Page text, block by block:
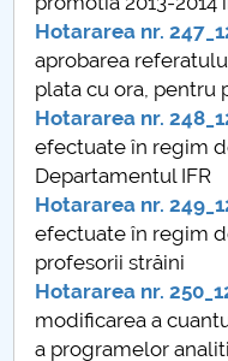
CAR2026
MENIU CANTINA
Hotărâri Senat din
Hotărâri Senat din
Hotărâri Senat din
Hotărâri Senat din
Hotararea nr.
aprobarea
plata cu ora, pentru
Hotararea nr.
efectuate în regim
Departamentul IFR
Hotararea nr.
efectuate în regim
profesorii străini
Hotararea nr.
modificarea a
a programelor